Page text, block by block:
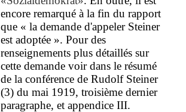
encore remarqué à la fin du rapport
que « la demande d'appeler Steiner
est adoptée ». Pour des
renseignements plus détaillés sur
cette demande voirdans le résumé
de la conférencede Rudolf Steiner
(3) du mai 1919, troisième dernier
paragraphe, et appendice III.